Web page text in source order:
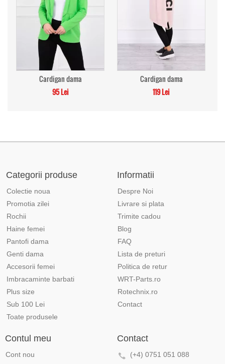
Cardigan dama
95 Lei
Cardigan dama
119 Lei
Categorii produse
Colectie noua
Promotia zilei
Rochii
Haine femei
Pantofi dama
Genti dama
Accesorii femei
Imbracaminte barbati
Plus size
Sub 100 Lei
Toate produsele
Informatii
Despre Noi
Livrare si plata
Trimite cadou
Blog
FAQ
Lista de preturi
Politica de retur
WRT-Parts.ro
Rotechnix.ro
Contact
Contul meu
Cont nou
Contact
(+4) 0751 051 088